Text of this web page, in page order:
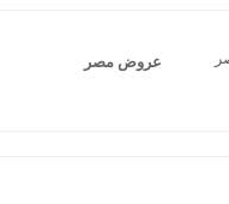
عروض مصر